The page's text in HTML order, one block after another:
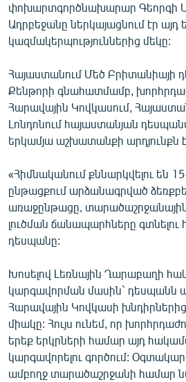
English
Русский
ՀԵՏԵՎԵՔ ՄԵԶ
«Ազատության» բոլոր կայքերը
փոխարտգործնախարար Գեորգի
Ադրբեջանը ներկայացնում էր
կազմակերպություններից մեկը:
Հայաստանում Մեծ Բրիտանիայի
Քենթորի գնահատմամբ,
Հարավային Կովկասում,
Լոնդոնում հայաստանյան
երկամյա աշխատանքի արդյունքն
«Հիմնականում քննարկվելու են
ընթացքում արձանագրված
առաջընթացը,
լուծման ճանապարհները
դեսպանը:
Խոսելով Լեռնային Ղարաբաղի
կարգավորման մասին` դեսպանն
Հարավային Կովկասի խնդիրներից
միակը: Հույս ունեմ, որ
երեք երկրների համար այդ
կարգավորելու գործում:
ամբողջ տարածաշրջանի համար